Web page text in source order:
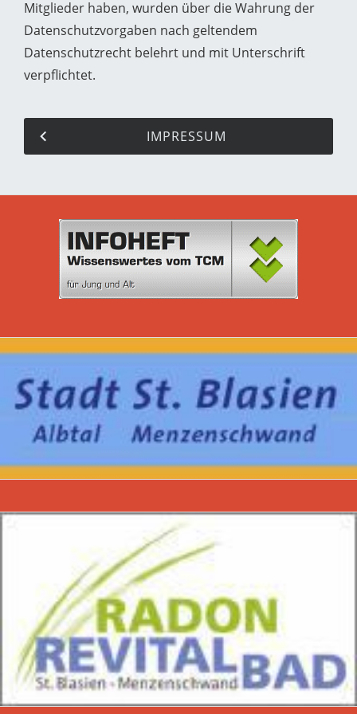
Mitglieder haben, wurden über die Wahrung der
Datenschutzvorgaben nach geltendem
Datenschutzrecht belehrt und mit Unterschrift
verpflichtet.
IMPRESSUM